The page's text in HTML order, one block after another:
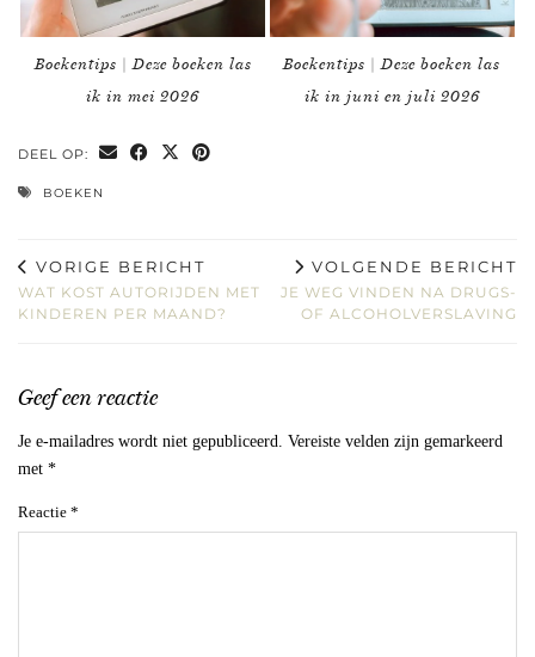
Boekentips | Deze boeken las
ik in mei 2026
Boekentips | Deze boeken las
ik in juni en juli 2026
DEEL OP:
BOEKEN
VORIGE BERICHT
WAT KOST AUTORIJDEN MET
KINDEREN PER MAAND?
VOLGENDE BERICHT
JE WEG VINDEN NA DRUGS-
OF ALCOHOLVERSLAVING
Geef een reactie
Je e-mailadres wordt niet gepubliceerd.
Vereiste velden zijn gemarkeerd
met *
Reactie *